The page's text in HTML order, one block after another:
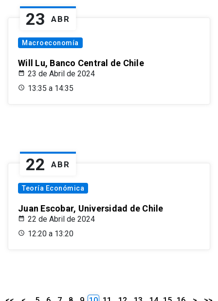
23 ABR
Macroeconomía
Will Lu, Banco Central de Chile
23 de Abril de 2024
13:35 a 14:35
22 ABR
Teoría Económica
Juan Escobar, Universidad de Chile
22 de Abril de 2024
12:20 a 13:20